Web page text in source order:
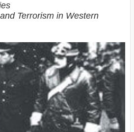
Terrorism in Western